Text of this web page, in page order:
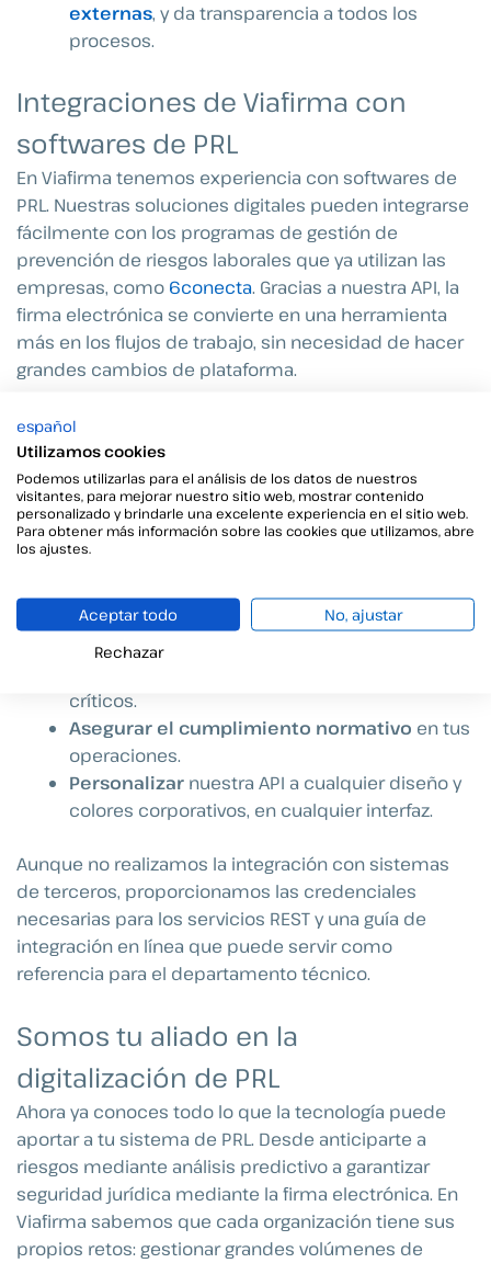
externas, y da transparencia a todos los
procesos.
Integraciones de Viafirma con
softwares de PRL
En Viafirma tenemos experiencia con softwares de
PRL. Nuestras soluciones digitales pueden integrarse
fácilmente con los programas de gestión de
prevención de riesgos laborales que ya utilizan las
empresas, como 6conecta. Gracias a nuestra API, la
firma electrónica se convierte en una herramienta
más en los flujos de trabajo, sin necesidad de hacer
grandes cambios de plataforma.
Nuestras
Firmar digitalmente dentro del propio
sistema de gestión, ya sean planes de
prevención, reconocimientos médicos, entre
comoOAuth2 o Basic. Puedes usar la que más
se adapte a tu caso de uso.
críticos.
Asegurar el cumplimiento normativo en tus
operaciones.
Personalizar nuestra API a cualquier diseño y
colores corporativos, en cualquier interfaz.
Aunque no realizamos la integración con sistemas
de terceros, proporcionamos las credenciales
necesarias para los servicios REST y una guía de
integración en línea que puede servir como
referencia para el departamento técnico.
Somos tu aliado en la
digitalización de PRL
Ahora ya conoces todo lo que la tecnología puede
aportar a tu sistema de PRL. Desde anticiparte a
riesgos mediante análisis predictivo a garantizar
seguridad jurídica mediante la firma electrónica. En
Viafirma sabemos que cada organización tiene sus
propios retos: gestionar grandes volúmenes de
español
Utilizamos cookies
Podemos utilizarlas para el análisis de los datos de nuestros
visitantes, para mejorar nuestro sitio web, mostrar contenido
personalizado y brindarle una excelente experiencia en el sitio web.
Para obtener más información sobre las cookies que utilizamos, abre
los ajustes.
Aceptar todo
No, ajustar
Rechazar